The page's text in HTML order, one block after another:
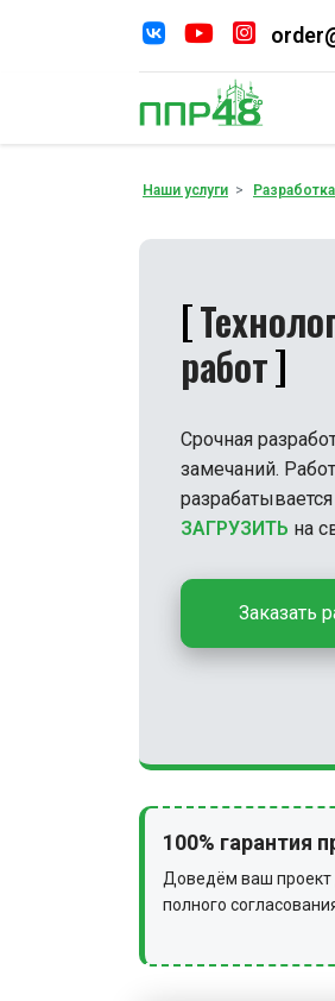
Наши услуги
работ
Срочная
замечаний.
ЗАГРУЗИТЬ на
Заказать
100% гарантия
Доведём ваш проект
полного